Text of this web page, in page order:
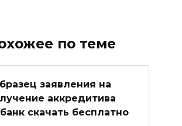
по теме
заявления на
аккредитива
скачать бесплатно